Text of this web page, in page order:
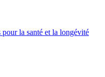
la santé et la longévité